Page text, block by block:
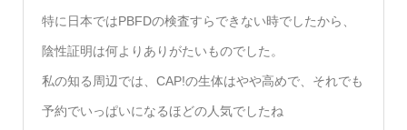
特に日本ではPBFDの検査すらできない時でしたから、
陰性証明は何よりありがたいものでした。
私の知る周辺では、CAP!の生体はやや高めで、それでも
予約でいっぱいになるほどの人気でしたね